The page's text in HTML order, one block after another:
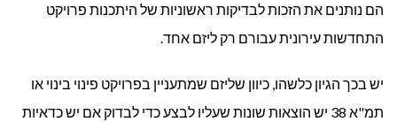
הם נותנים את הזכות לבדיקות ראשוניות של היתכנות פרויקט
התחדשות עירונית עבורם רק ליזם אחד.
יש בכך הגיון כלשהו, כיוון שליזם שמתעניין בפרויקט פינוי בינוי או
תמ"א 38 יש הוצאות שונות שעליו לבצע כדי לבדוק אם יש כדאיות